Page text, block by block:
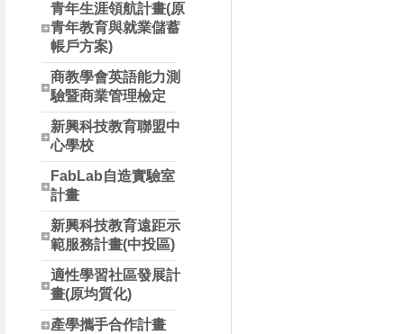
青年生涯領航計畫(原
青年教育與就業儲蓄
帳戶方案)
商教學會英語能力測
驗暨商業管理檢定
新興科技教育聯盟中
心學校
FabLab自造實驗室
計畫
新興科技教育遠距示
範服務計畫(中投區)
適性學習社區發展計
畫(原均質化)
產學攜手合作計畫